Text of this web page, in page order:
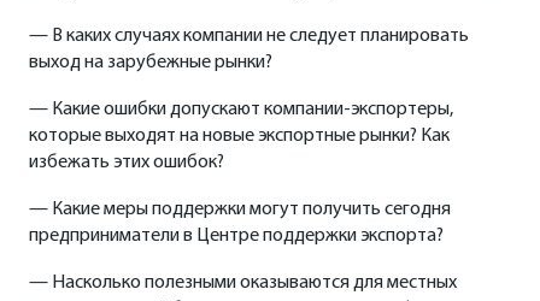
— В каких случаях компании не следует планировать
выход на зарубежные рынки?
— Какие ошибки допускают компании-экспортеры,
которые выходят на новые экспортные рынки? Как
избежать этих ошибок?
— Какие меры поддержки могут получить сегодня
предприниматели в Центре поддержки экспорта?
— Насколько полезными оказываются для местных